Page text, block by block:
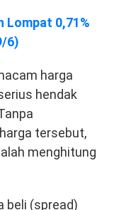
Lompat 0,71%
6)
harga
hendak
tersebut,
menghitung
beli (spread)